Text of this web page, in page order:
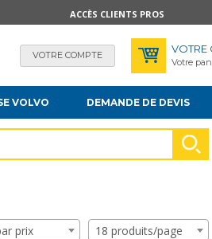
ACCÈS CLIENTS PROS
VOTRE COMPTE VOTRE
Votre
VOLVO DEMANDE DE DEVIS
prix 18 produits/page